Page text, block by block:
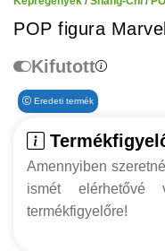
POP figura
Kifutott
Eredeti termék
Amennyiben
ismét
termékfigyelőre!